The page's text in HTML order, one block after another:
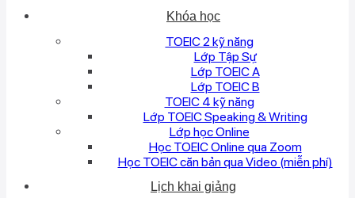
Khóa học
TOEIC 2 kỹ năng
Lớp Tập Sự
Lớp TOEIC A
Lớp TOEIC B
TOEIC 4 kỹ năng
Lớp TOEIC Speaking & Writing
Lớp học Online
Học TOEIC Online qua Zoom
Học TOEIC căn bản qua Video (miễn phí)
Lịch khai giảng